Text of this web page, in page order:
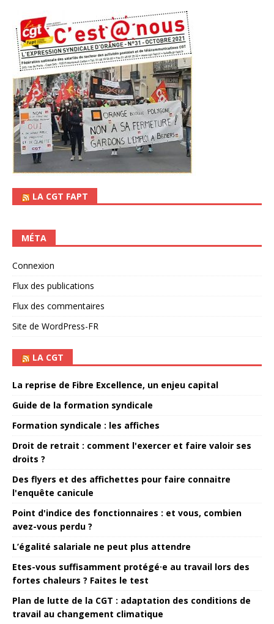
LA CGT FAPT
MÉTA
Connexion
Flux des publications
Flux des commentaires
Site de WordPress-FR
LA CGT
La reprise de Fibre Excellence, un enjeu capital
Guide de la formation syndicale
Formation syndicale : les affiches
Droit de retrait : comment l'exercer et faire valoir ses
droits ?
Des flyers et des affichettes pour faire connaitre
l'enquête canicule
Point d'indice des fonctionnaires : et vous, combien
avez-vous perdu ?
L’égalité salariale ne peut plus attendre
Etes-vous suffisamment protégé·e au travail lors des
fortes chaleurs ? Faites le test
Plan de lutte de la CGT : adaptation des conditions de
travail au changement climatique